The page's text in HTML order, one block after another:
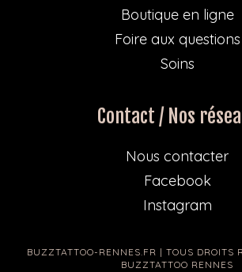
Boutique en ligne
Foire aux questions
Soins
Contact / Nos
Nous contacter
Facebook
Instagram
BUZZTATTOO-RENNES.FR | TOUS DROITS
BUZZTATTOO RENNES